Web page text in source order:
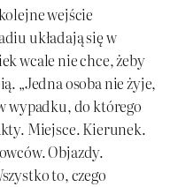
wejście
układają się w
wcale nie chce, żeby
„Jedna osoba nie żyje,
wypadku, do którego
Miejsce. Kierunek.
Objazdy.
to, czego